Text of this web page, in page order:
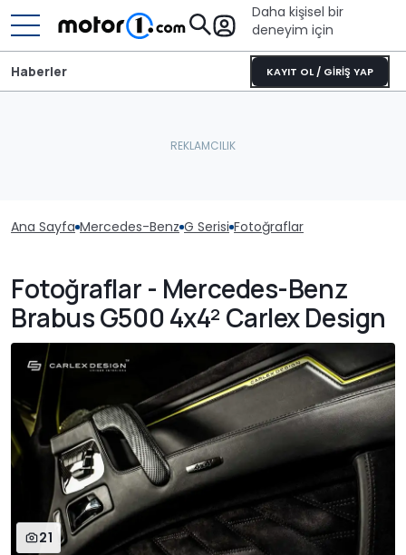
Daha kişisel bir
deneyim için
KAYIT OL / GİRİŞ YAP
Haberler
Ana Sayfa Mercedes-Benz G Serisi Fotoğraflar
Fotoğraflar - Mercedes-Benz
Brabus G500 4x4² Carlex Design
21